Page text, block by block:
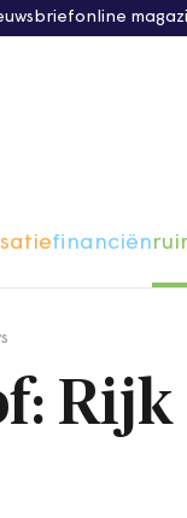
online
financiën